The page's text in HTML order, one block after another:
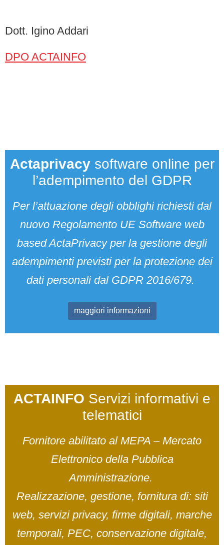
Dott. Igino Addari
DPO ACTAINFO
Actaprivacy software online per
l’adempimento del GDPR
Per l’attuazione degli obblighi richiesti dal
nuovo Regolamento UE Software web
based ActaPrivacy per la gestione degli
adempimenti previsti per la protezione dei
dati personali dal GDPR 2016/679.
maggiori informazioni
ACTAINFO Servizi informativi e
telematici
Fornitore abilitato al MEPA – Mercato
Elettronico della Pubblica
Amministrazione.
Realizzazione, gestione, fornitura di: siti
web, servizi privacy, firme digitali, marche
temporali, PEC, conservazione digitale,